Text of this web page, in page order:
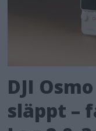
DJI
släppt –